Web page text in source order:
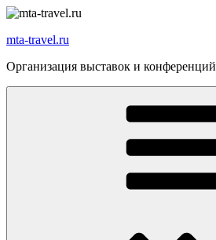
Перейти
содержимому
mta-travel.ru
Организация выставок и конференций